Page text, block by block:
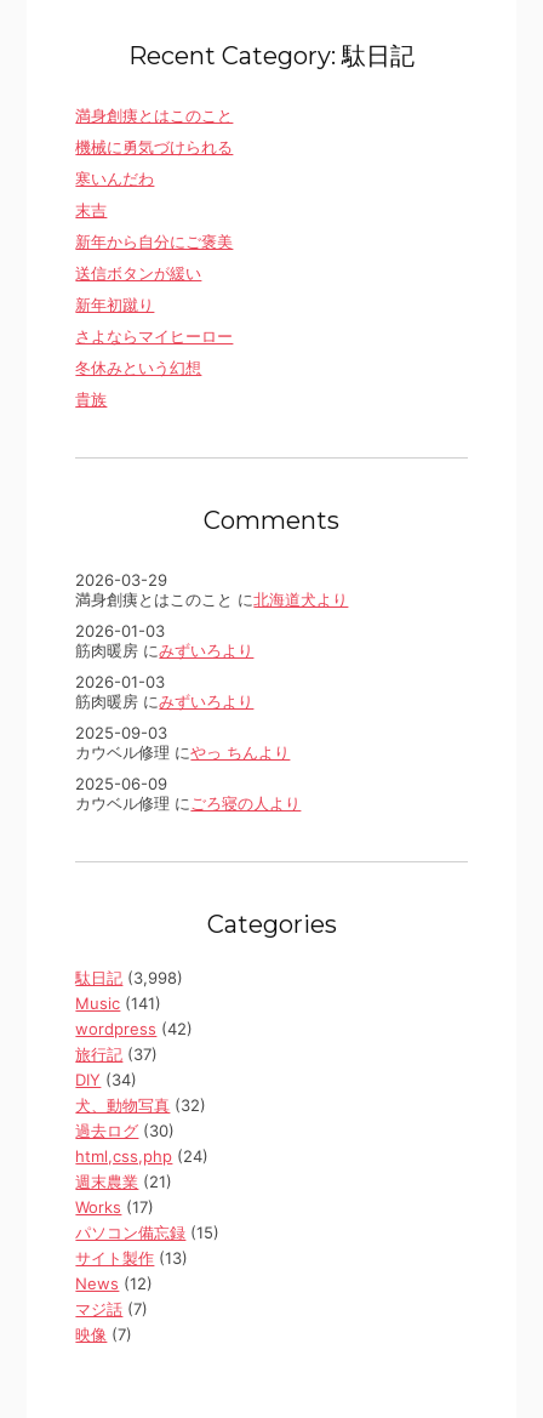
Recent Category: 駄日記
満身創痍とはこのこと
機械に勇気づけられる
寒いんだわ
末吉
新年から自分にご褒美
送信ボタンが緩い
新年初蹴り
さよならマイヒーロー
冬休みという幻想
貴族
Comments
2026-03-29
満身創痍とはこのこと に北海道犬より
2026-01-03
筋肉暖房 にみずいろより
2026-01-03
筋肉暖房 にみずいろより
2025-09-03
カウベル修理 にやっ ちんより
2025-06-09
カウベル修理 に ごろ寝の人より
Categories
駄日記 (3,998)
Music (141)
wordpress (42)
旅行記 (37)
DIY (34)
犬、動物写真 (32)
過去ログ (30)
html,css,php (24)
週末農業 (21)
Works (17)
パソコン備忘録 (15)
サイト製作 (13)
News (12)
マジ話 (7)
映像 (7)